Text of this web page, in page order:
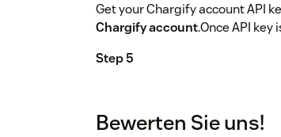
Get your Chargify account API
Chargify account.Once API
Step 5
Bewerten Sie uns!